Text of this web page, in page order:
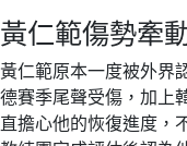
黃仁範傷勢牽
黃仁範原本一度被外界
德賽季尾聲受傷，加上
直擔心他的恢復進度，